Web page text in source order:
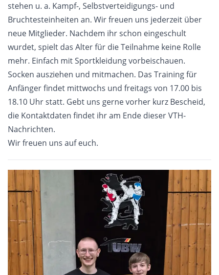
stehen u. a. Kampf-, Selbstverteidigungs- und
Bruchtesteinheiten an. Wir freuen uns jederzeit über
neue Mitglieder. Nachdem ihr schon eingeschult
wurdet, spielt das Alter für die Teilnahme keine Rolle
mehr. Einfach mit Sportkleidung vorbeischauen.
Socken ausziehen und mitmachen. Das Training für
Anfänger findet mittwochs und freitags von 17.00 bis
18.10 Uhr statt. Gebt uns gerne vorher kurz Bescheid,
die Kontaktdaten findet ihr am Ende dieser VTH-
Nachrichten.
Wir freuen uns auf euch.